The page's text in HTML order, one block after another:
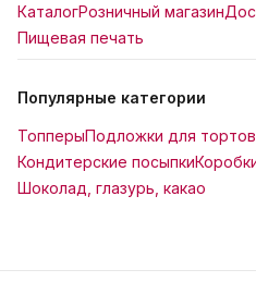
КаталогРозничный магазин
Пищевая печать
Популярные категории
ТопперыПодложки для тортов
Кондитерские посыпки
Шоколад, глазурь, какао